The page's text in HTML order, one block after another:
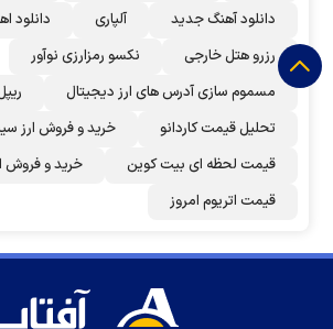
دانلود آهنگ جدید
آلپاری
دانلود
رزرو هتل خارجی
نکسو رمزارزی نوآور
مسموم سازی آدرس های ارز دیجیتال
تحلیل قیمت کاردانو
خرید و فروش ارز
قیمت لحظه ای بیت کوین
خرید و فروش
قیمت اتریوم امروز